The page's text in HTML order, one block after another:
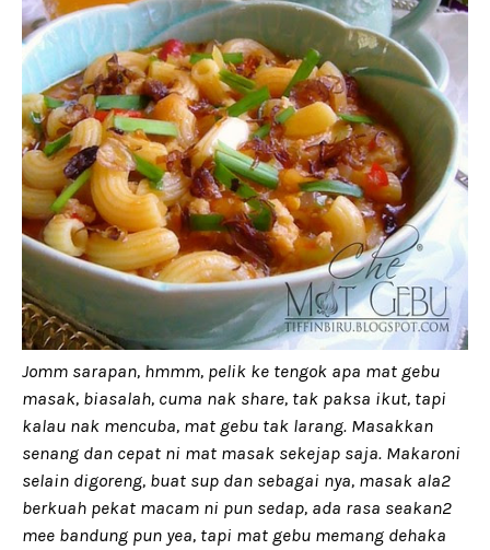
Jomm sarapan, hmmm, pelik ke tengok apa mat gebu
masak, biasalah, cuma nak share, tak paksa ikut, tapi
kalau nak mencuba, mat gebu tak larang. Masakkan
senang dan cepat ni mat masak sekejap saja. Makaroni
selain digoreng, buat sup dan sebagai nya, masak ala2
berkuah pekat macam ni pun sedap, ada rasa seakan2
mee bandung pun yea, tapi mat gebu memang dehaka